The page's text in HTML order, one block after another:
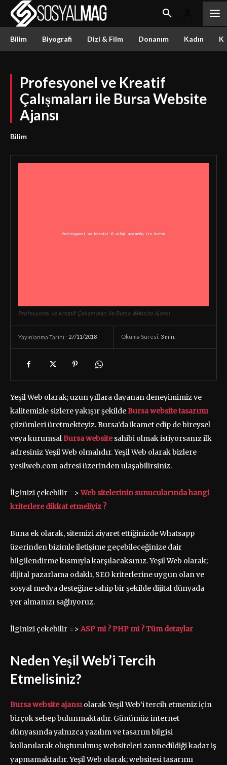
Bilim Biyografi Dizi & Film Donanım Kadın
Profesyonel ve Kreatif
Çalışmaları ile Bursa Website
Ajansı
Bilim
Profesyonel ve Kreatif Çalışmaları ile Bursa Website Ajansı
Yayınlanma Tarihi : 27/11/2018 Okuma Süresi: 3 min.
Yeşil Web olarak; uzun yıllara dayanan deneyimimiz ve
kalitemizle sizlere yakışır şekildeBursa website tasarımı
çözümleri üretmekteyiz. Bursa’da ikamet edip de bireysel
veya kurumsalBursa websitesahibi olmak istiyorsanız ilk
adresiniz Yeşil Web olmalıdır. Yeşil Web olarak bizlere
yesilweb.com adresi üzerinden ulaşabilirsiniz.
İlginizi çekebilir =>Web sitelerinin sunucularında hangi
kriterlere dikkat etmeliyiz ?
Buna ek olarak, sitemizi ziyaret ettiğinizde Whatsapp
üzerinden bizimle iletişime geçebileceğinize dair
bilgilendirme kısmıyla karşılacaksınız. Yeşil Web olarak;
dijital pazarlama odaklı, SEO kriterlerine uygun olan ve
sosyal medya desteğine sahip bir şekilde dijital dünyada
yer almanızı sağlıyoruz.
İlginizi çekebilir => ASP mi ? PHP mi ? Tüm detaylar
Neden Yeşil Web’i Tercih
Etmelisiniz?
Bursa website ajansıolarak Yeşil Web’i tercih etmeniz için
birçok sebep bulunmaktadır. Günümüz internet
dünyasında yalnızca yazılım ve tasarım bilgisi
kullanılarak oluşturulmuş websiteleri zannedildiği kadar iş
yapmamaktadır. Yeşil Web olarak; websitesi tasarımı